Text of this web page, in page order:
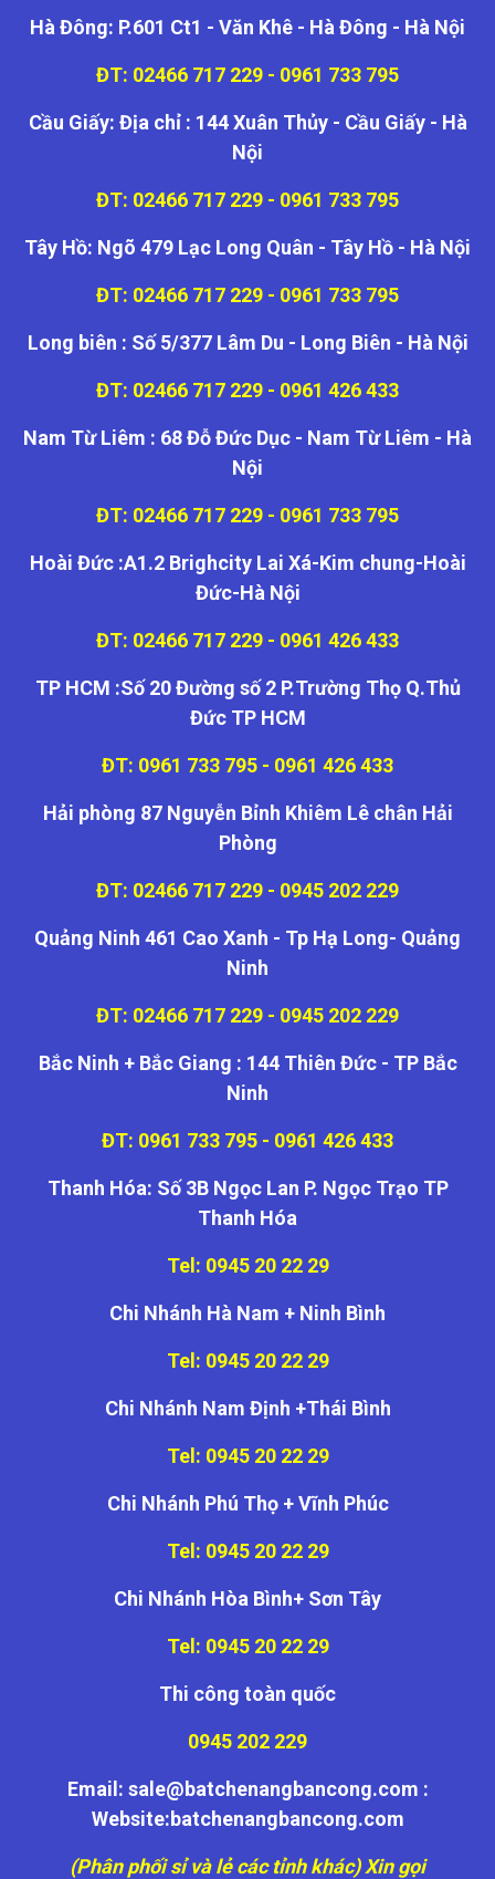
Hà Đông: P.601 Ct1 - Văn Khê - Hà Đông - Hà Nội
ĐT: 02466 717 229 - 0961 733 795
Cầu Giấy: Địa chỉ : 144 Xuân Thủy - Cầu Giấy - Hà
Nội
ĐT: 02466 717 229 - 0961 733 795
Tây Hồ: Ngõ 479 Lạc Long Quân - Tây Hồ - Hà Nội
ĐT: 02466 717 229 - 0961 733 795
Long biên : Số 5/377 Lâm Du - Long Biên - Hà Nội
ĐT: 02466 717 229 - 0961 426 433
Nam Từ Liêm : 68 Đỗ Đức Dục - Nam Từ Liêm - Hà
Nội
ĐT: 02466 717 229 - 0961 733 795
Hoài Đức :A1.2 Brighcity Lai Xá-Kim chung-Hoài
Đức-Hà Nội
ĐT: 02466 717 229 - 0961 426 433
TP HCM :Số 20 Đường số 2 P.Trường Thọ Q.Thủ
Đức TP HCM
ĐT: 0961 733 795 - 0961 426 433
Hải phòng 87 Nguyễn Bỉnh Khiêm Lê chân Hải
Phòng
ĐT: 02466 717 229 - 0945 202 229
Quảng Ninh 461 Cao Xanh - Tp Hạ Long- Quảng
Ninh
ĐT: 02466 717 229 - 0945 202 229
Bắc Ninh + Bắc Giang : 144 Thiên Đức - TP Bắc
Ninh
ĐT: 0961 733 795 - 0961 426 433
Thanh Hóa: Số 3B Ngọc Lan P. Ngọc Trạo TP
Thanh Hóa
Tel: 0945 20 22 29
Chi Nhánh Hà Nam + Ninh Bình
Tel: 0945 20 22 29
Chi Nhánh Nam Định +Thái Bình
Tel: 0945 20 22 29
Chi Nhánh Phú Thọ + Vĩnh Phúc
Tel: 0945 20 22 29
Chi Nhánh Hòa Bình+ Sơn Tây
Tel: 0945 20 22 29
Thi công toàn quốc
0945 202 229
Email: sale@batchenangbancong.com :
Website:batchenangbancong.com
(Phân phối sỉ và lẻ các tỉnh khác) Xin gọi